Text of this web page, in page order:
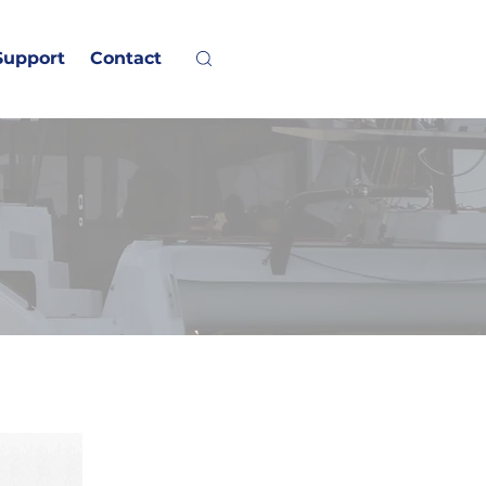
Contact